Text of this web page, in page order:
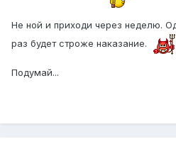
Не ной и приходи через неделю.
раз будет строже наказание.
Подумай...